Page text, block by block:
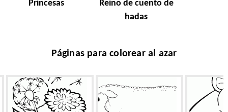
Princesas
Reino de cuento de
hadas
Páginas para colorear al azar